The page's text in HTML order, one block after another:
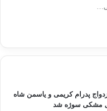
پدرام کریمی و یاسمن شاه‌
مشکی سوژه شد